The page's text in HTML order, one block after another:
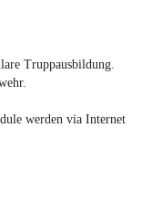
Truppausbildung.
werden via Internet